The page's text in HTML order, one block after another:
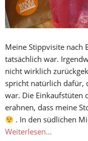
Meine Stippvisite nach
tatsächlich war.
nicht wirklich
spricht natürlich dafür,
war. Die Einkaufstüten
erahnen, dass meine
. In den südlichen
Weiterlesen…